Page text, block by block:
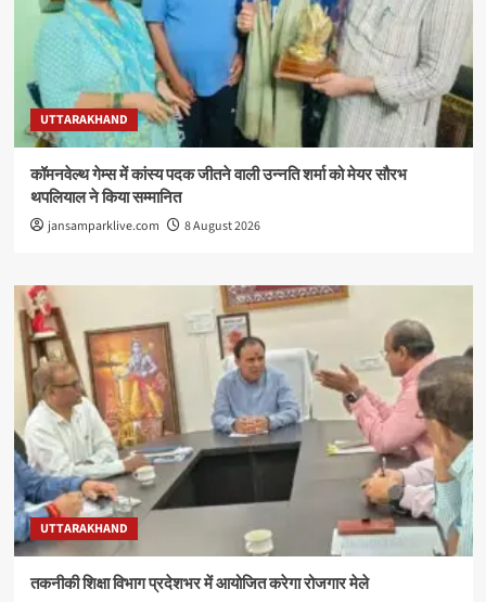
UTTARAKHAND
कॉमनवेल्थ गेम्स में कांस्य पदक जीतने वाली उन्नति शर्मा को मेयर सौरभ
थपलियाल ने किया सम्मानित
jansamparklive.com 8 August 2026
UTTARAKHAND
तकनीकी शिक्षा विभाग प्रदेशभर में आयोजित करेगा रोजगार मेले